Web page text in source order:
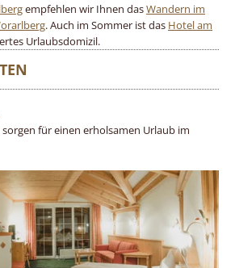
empfehlen wir Ihnen dasWandern im
. Auch im Sommer ist das Hotel am
Urlaubsdomizil.
für einen erholsamen Urlaub im